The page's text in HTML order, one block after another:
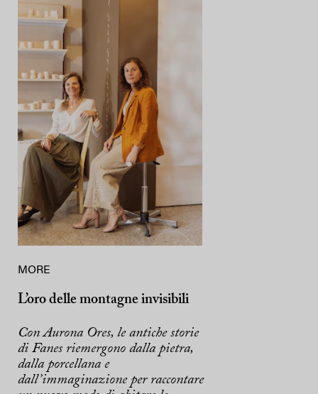
MORE
L’oro delle montagne invisibili
Con Aurona Ores, le antiche storie
di Fanes riemergono dalla pietra,
dalla porcellana e
dall’immaginazione per raccontare